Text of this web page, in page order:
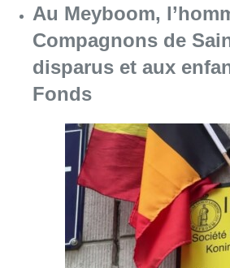
Au Meyboom,
Compagnons de
disparus et aux
Fonds